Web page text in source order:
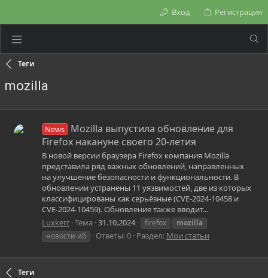
Вход Регистрация
Теги
mozilla
News
Mozilla выпустила обновление для
Firefox накануне своего 20-летия
В новой версии браузера Firefox компания Mozilla
представила ряд важных обновлений, направленных
на улучшение безопасности и функциональности. В
обновлении устранены 11 уязвимостей, две из которых
классифицированы как серьёзные (CVE-2024-10458 и
CVE-2024-10459). Обновление также вводит...
Luxkerr Тема 31.10.2024 firefox
mozilla
новости иб
Ответы: 0 Раздел: Мои статьи
Теги